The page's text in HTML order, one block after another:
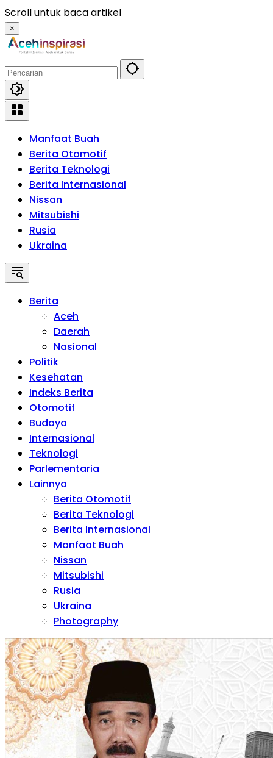
Langsung
ke
konten
Scroll untuk baca artikel
×
Manfaat Buah
Berita Otomotif
Berita Teknologi
Berita Internasional
Nissan
Mitsubishi
Rusia
Ukraina
Berita
Aceh
Daerah
Nasional
Politik
Kesehatan
Indeks Berita
Otomotif
Budaya
Internasional
Teknologi
Parlementaria
Lainnya
Berita Otomotif
Berita Teknologi
Berita Internasional
Manfaat Buah
Nissan
Mitsubishi
Rusia
Ukraina
Photography